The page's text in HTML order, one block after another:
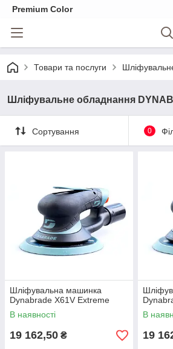
Premium Color
Товари та послуги
Шліфувальне обладнання
Сортування 0
Шліфувальна машинка
Dynabrade X61V Extreme
В наявності
19 162,50 ₴
В
19